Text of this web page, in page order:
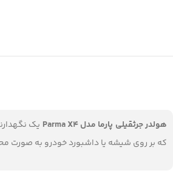
هولدر جرثقیلی پارما مدل Parma X4
که بر روی شیشه یا داشبورد خودرو به صورت